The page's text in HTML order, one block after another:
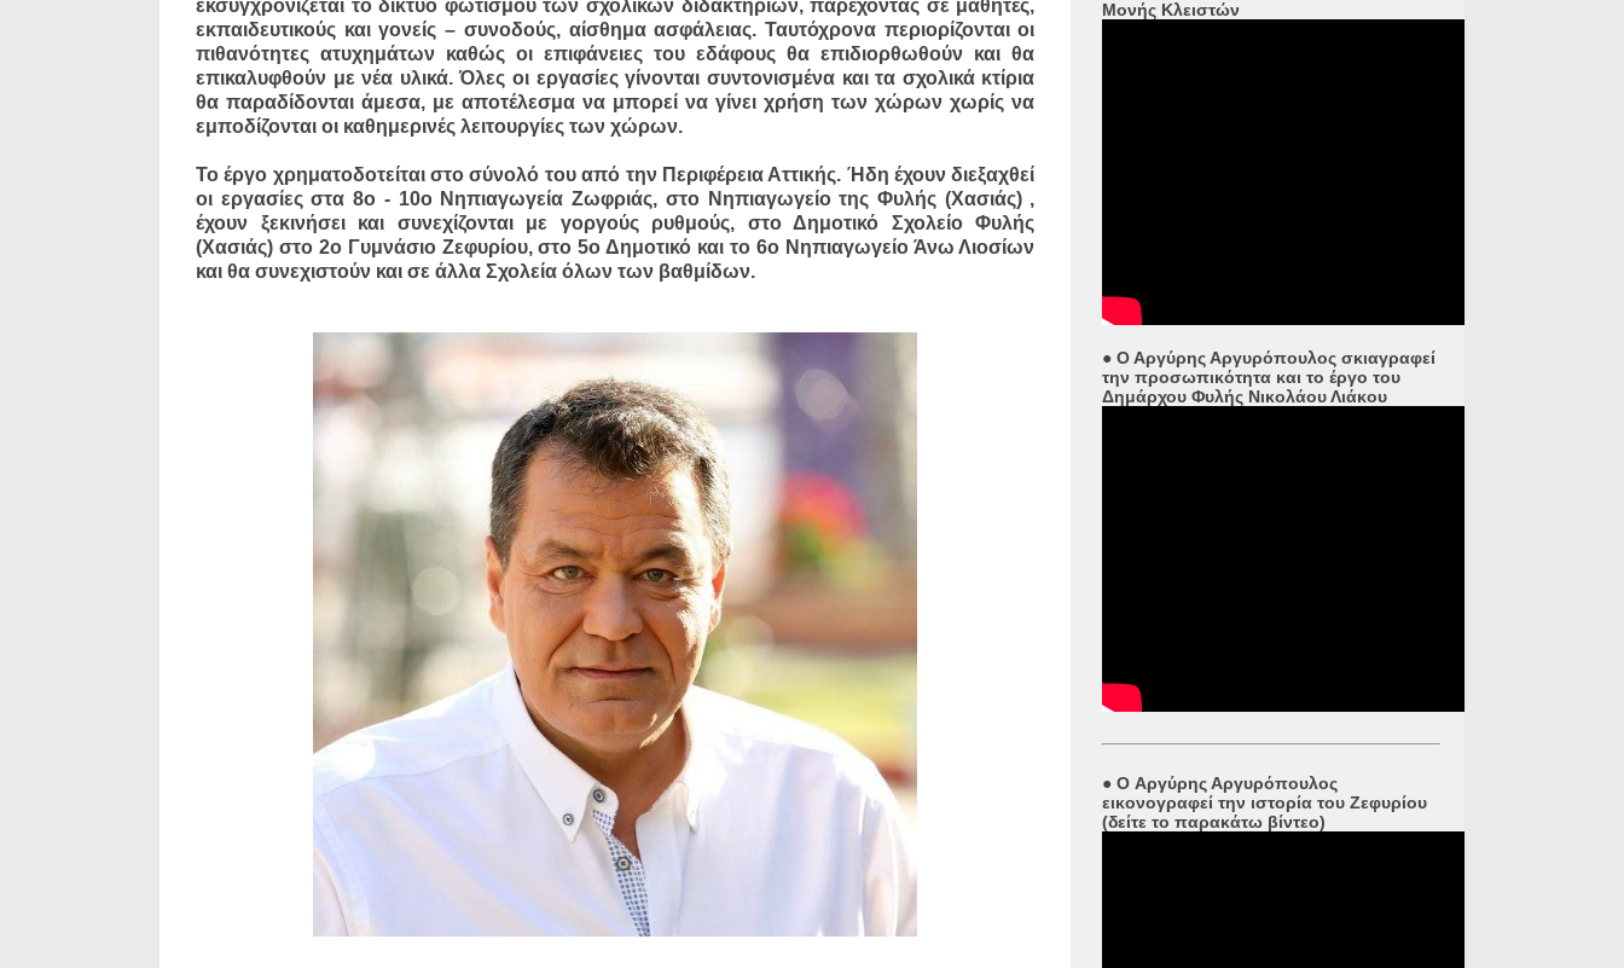
εκσυγχρονίζεται το δίκτυο φωτισμού των σχολικών διδακτηρίων, παρέχοντας σε μαθητές,
εκπαιδευτικούς και γονείς – συνοδούς, αίσθημα ασφάλειας. Ταυτόχρονα περιορίζονται οι
πιθανότητες ατυχημάτων καθώς οι επιφάνειες του εδάφους θα επιδιορθωθούν και θα
επικαλυφθούν με νέα υλικά. Όλες οι εργασίες γίνονται συντονισμένα και τα σχολικά κτίρια
θα παραδίδονται άμεσα, με αποτέλεσμα να μπορεί να γίνει χρήση των χώρων χωρίς να
εμποδίζονται οι καθημερινές λειτουργίες των χώρων.
Το έργο χρηματοδοτείται στο σύνολό του από την Περιφέρεια Αττικής. Ήδη έχουν διεξαχθεί
οι εργασίες στα 8ο - 10ο Νηπιαγωγεία Ζωφριάς, στο Νηπιαγωγείο της Φυλής (Χασιάς) ,
έχουν ξεκινήσει και συνεχίζονται με γοργούς ρυθμούς, στο Δημοτικό Σχολείο Φυλής
(Χασιάς) στο 2ο Γυμνάσιο Ζεφυρίου, στο 5ο Δημοτικό και το 6ο Νηπιαγωγείο Άνω Λιοσίων
και θα συνεχιστούν και σε άλλα Σχολεία όλων των βαθμίδων.
Μονής Κλειστών
● Ο Αργύρης Αργυρόπουλος σκιαγραφεί
την προσωπικότητα και το έργο του
Δημάρχου Φυλής Νικολάου Λιάκου
● O Αργύρης Αργυρόπουλος
εικονογραφεί την ιστορία του Ζεφυρίου
(δείτε το παρακάτω βίντεο)